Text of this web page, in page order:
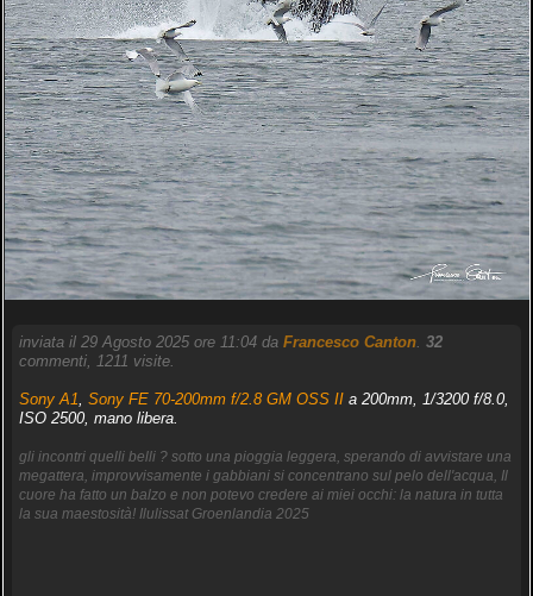
inviata il 29 Agosto 2025 ore 11:04 da Francesco Canton. 32
commenti, 1211 visite.
Sony A1 Sony FE 70-200mm f/2.8 GM OSS IIa 200mm, 1/3200 f/8.0,
ISO 2500, mano libera.
gli incontri quelli belli ? sotto una pioggia leggera, sperando di avvistare una
megattera, improvvisamente i gabbiani si concentrano sul pelo dell'acqua, Il
cuore ha fatto un balzo e non potevo credere ai miei occhi: la natura in tutta
la sua maestosità! Ilulissat Groenlandia 2025